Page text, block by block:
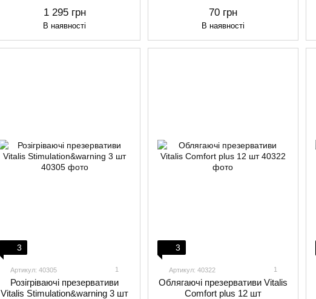
1 295 грн
В наявності
70 грн
В наявності
3
Артикул: 40305 1
Розігріваючі презервативи
Vitalis Stimulation&warning 3 шт
3
Артикул: 40322 1
Облягаючі презервативи Vitalis
Comfort plus 12 шт